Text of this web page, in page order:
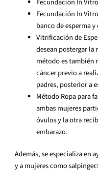
Fecundación In
banco de esperma
Vitrificación de
desean postergar
método es también
cáncer previo a
padres, posterior a
Método Ropa para
ambas mujeres
óvulos y la otra
embarazo.
Además, se especializa en
y a mujeres como